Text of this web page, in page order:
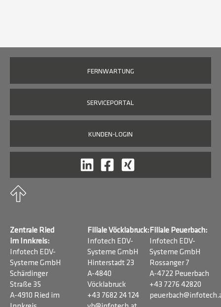
FERNWARTUNG
SERVICEPORTAL
KUNDEN-LOGIN
Zentrale Ried
im Innkreis:
Infotech EDV-
Systeme GmbH
Schärdinger
Straße 35
A-4910 Ried im
Filiale Vöcklabruck:
Infotech EDV-
Systeme GmbH
Hinterstadt 23
A-4840
Vöcklabruck
+43 7682 24 124
Filiale Peuerbach:
Infotech EDV-
Systeme GmbH
Rossanger 7
A-4722 Peuerbach
+43 7276 42820